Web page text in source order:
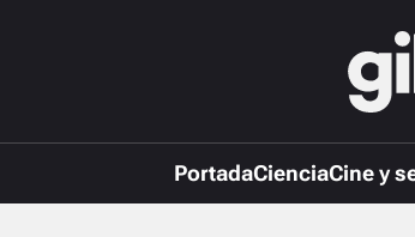
PortadaCienciaCine y